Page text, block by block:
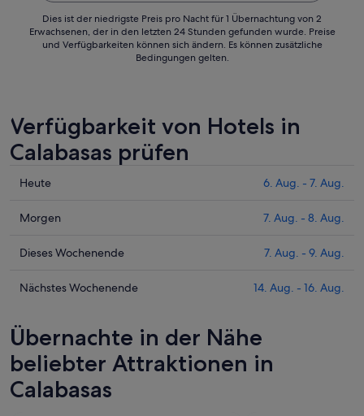
Dies ist der niedrigste Preis pro Nacht für 1 Übernachtung von 2
Erwachsenen, der in den letzten 24 Stunden gefunden wurde. Preise
und Verfügbarkeiten können sich ändern. Es können zusätzliche
Bedingungen gelten.
Verfügbarkeit von Hotels in
Calabasas prüfen
Prüfe
Preise
Calabasas
Nacht,
-
Aug.
Heute 6. Aug. - 7. Aug.
Prüfe
Preise
Calabasas
7.
Aug.
-
8.
Morgen 7. Aug. - 8. Aug.
Prüfe
Preise
Calabasas
dieses
Wochenende,
7.
Aug.
Dieses Wochenende 7. Aug. - 9. Aug.
Prüfe
Preise
für
Calabasas
am
nächsten
Nächstes Wochenende 14. Aug. - 16. Aug.
Übernachte in der Nähe
beliebter Attraktionen in
Calabasas